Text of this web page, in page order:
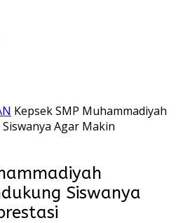
Kepsek SMP Muhammadiyah
Agar Makin
Siswanya